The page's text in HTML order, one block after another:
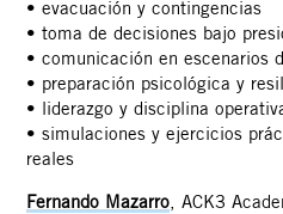
• evacuación y contingencias
• toma de decisiones bajo
• comunicación en escenarios
• preparación psicológica y
• liderazgo y disciplina
• simulaciones y ejercicios
reales
Fernando Mazarro , ACK3